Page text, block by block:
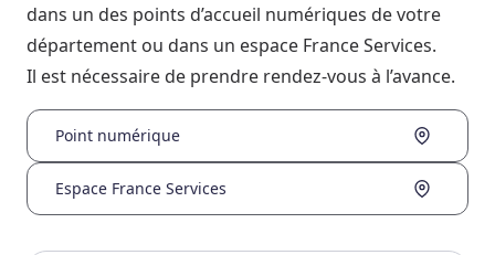
dans un des points d’accueil numériques de votre
département ou dans un espace France Services.
Il est nécessaire de prendre rendez-vous à l’avance.
Point numérique
Espace France Services